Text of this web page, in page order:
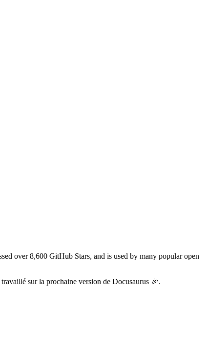
over 8,600 GitHub Stars, and is used by many popular open
sur la prochaine version de Docusaurus 🎉.